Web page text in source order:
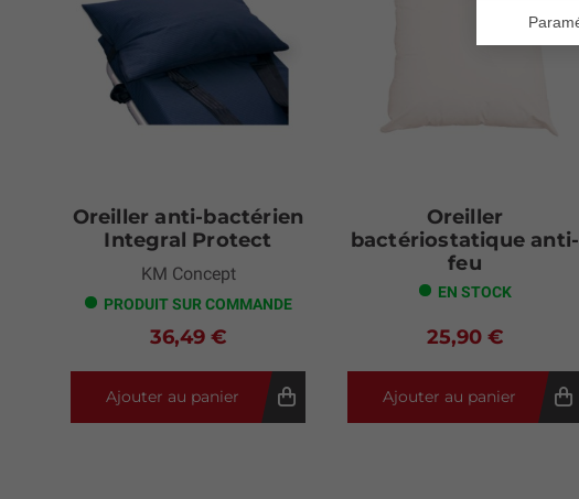
Oreiller anti-bactérien
Integral Protect
KM Concept
PRODUIT SUR COMMANDE
36,49 €
Ajouter au panier
Oreiller
bactériostatique anti-
feu
EN STOCK
25,90 €
Ajouter au panier